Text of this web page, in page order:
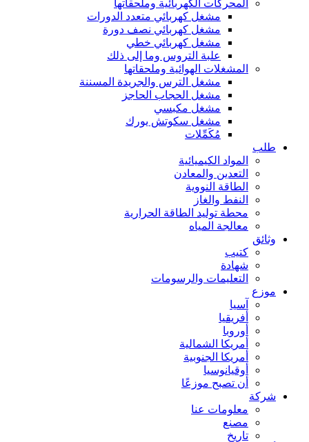
المحركات الكهربائية وملحقاتها
مشغل كهربائي متعدد الدورات
مشغل كهربائي نصف دورة
مشغل كهربائي خطي
علبة التروس وما إلى ذلك
المشغلات الهوائية وملحقاتها
مشغل الترس والجريدة المسننة
مشغل الحجاب الحاجز
مشغل مكبسي
مشغل سكوتش يورك
مُكَمِّلات
طلب
المواد الكيميائية
التعدين والمعادن
الطاقة النووية
النفط والغاز
محطة توليد الطاقة الحرارية
معالجة المياه
وثائق
كتيب
شهادة
التعليمات والرسومات
موزع
آسيا
أفريقيا
أوروبا
أمريكا الشمالية
أمريكا الجنوبية
أوقيانوسيا
أن تصبح موزعًا
شركة
معلومات عنا
مصنع
تاريخ